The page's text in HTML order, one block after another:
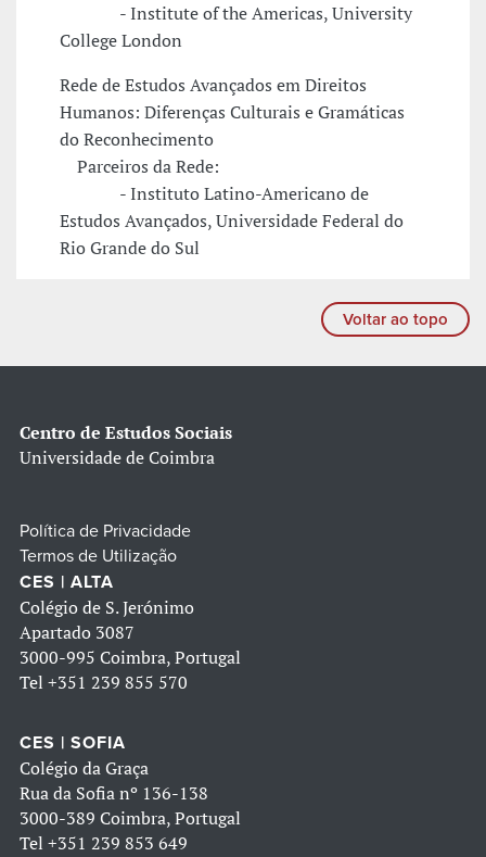
- Institute of the Americas, University
College London
Rede de Estudos Avançados em Direitos
Humanos: Diferenças Culturais e Gramáticas
do Reconhecimento
Parceiros da Rede:
- Instituto Latino-Americano de
Estudos Avançados, Universidade Federal do
Rio Grande do Sul
Voltar ao topo
Centro de Estudos Sociais
Universidade de Coimbra
Política de Privacidade
Termos de Utilização
CES | ALTA
Colégio de S. Jerónimo
Apartado 3087
3000-995 Coimbra, Portugal
Tel +351 239 855 570
CES | SOFIA
Colégio da Graça
Rua da Sofia nº 136-138
3000-389 Coimbra, Portugal
Tel +351 239 853 649